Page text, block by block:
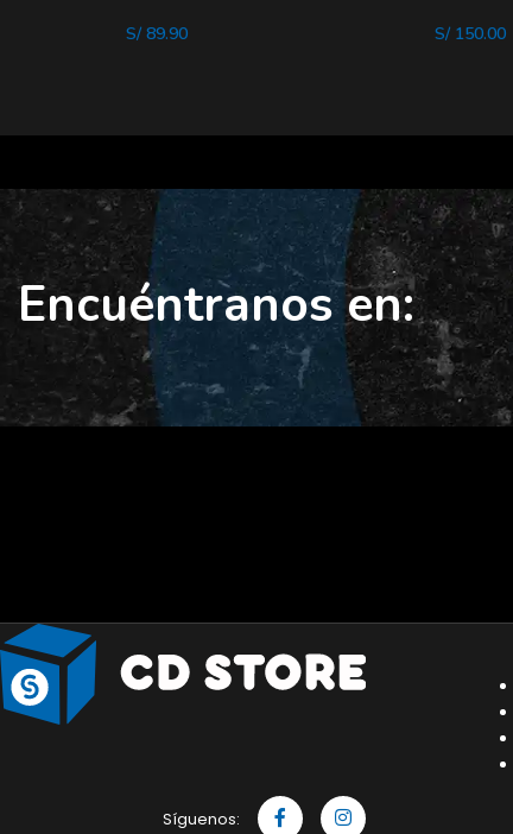
S/89.90 S/150.00
Encuéntranos en:
Síguenos: